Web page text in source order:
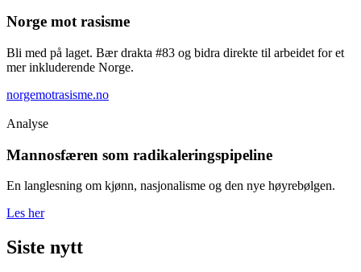
Norge mot rasisme
Bli med på laget. Bær drakta #83 og bidra direkte til arbeidet for et
mer inkluderende Norge.
norgemotrasisme.no
Analyse
Mannosfæren som radikaleringspipeline
En langlesning om kjønn, nasjonalisme og den nye høyrebølgen.
Les her
Siste nytt